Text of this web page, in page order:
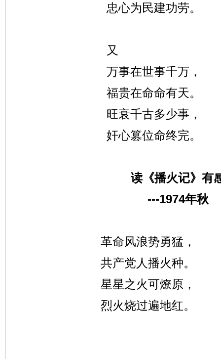
忠心为民建功劳。
又
万事在世事千万，
福贵在命命有天。
旺衰千古多少事，
奸心篡位命终完。
读《播火记》有
---1974年秋
革命风浪势勇猛，
共产党人播火种。
星星之火可燎原，
烈火烧过遍地红。